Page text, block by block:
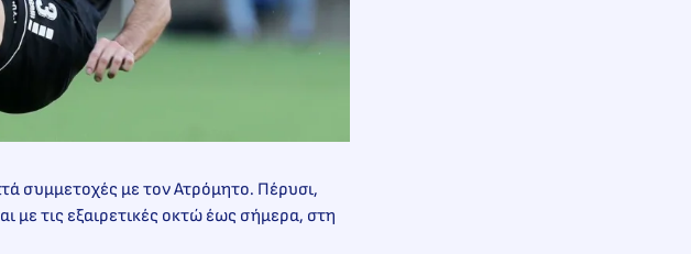
συμμετοχές με τον Ατρόμητο. Πέρυσι,
με τις εξαιρετικές οκτώ έως σήμερα, στη